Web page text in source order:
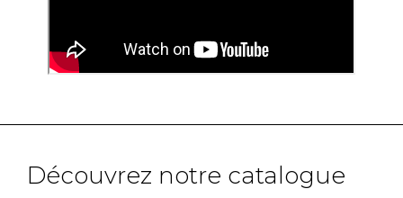
Découvrez notre catalogue